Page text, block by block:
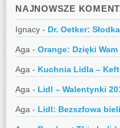
NAJNOWSZE
Ignacy - Dr. Oetker:
Aga - Orange: Dzięki
Aga - Kuchnia Lidla –
Aga - Lidl – Walentynki
Aga - Lidl: Bezszfowa